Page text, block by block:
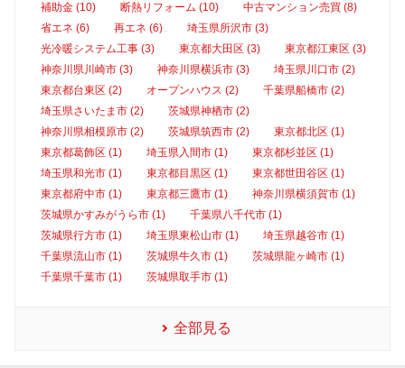
補助金 (10)
断熱リフォーム (10)
中古マンション売買 (8)
省エネ (6)
再エネ (6)
埼玉県所沢市 (3)
光冷暖システム工事 (3)
東京都大田区 (3)
東京都江東区 (3)
神奈川県川崎市 (3)
神奈川県横浜市 (3)
埼玉県川口市 (2)
東京都台東区 (2)
オープンハウス (2)
千葉県船橋市 (2)
埼玉県さいたま市 (2)
茨城県神栖市 (2)
神奈川県相模原市 (2)
茨城県筑西市 (2)
東京都北区 (1)
東京都葛飾区 (1)
埼玉県入間市 (1)
東京都杉並区 (1)
埼玉県和光市 (1)
東京都目黒区 (1)
東京都世田谷区 (1)
東京都府中市 (1)
東京都三鷹市 (1)
神奈川県横須賀市 (1)
茨城県かすみがうら市 (1)
千葉県八千代市 (1)
茨城県行方市 (1)
埼玉県東松山市 (1)
埼玉県越谷市 (1)
千葉県流山市 (1)
茨城県牛久市 (1)
茨城県龍ヶ崎市 (1)
千葉県千葉市 (1)
茨城県取手市 (1)
全部見る